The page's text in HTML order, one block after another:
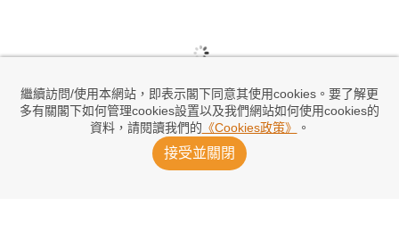
繼續訪問/使用本網站，即表示閣下同意其使用cookies。要了解更
多有關閣下如何管理cookies設置以及我們網站如何使用cookies的
資料，請閱讀我們的 《Cookies政策》 。
接受並關閉